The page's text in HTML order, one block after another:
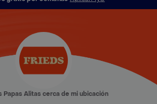
Papas Alitas cerca de mi ubicación